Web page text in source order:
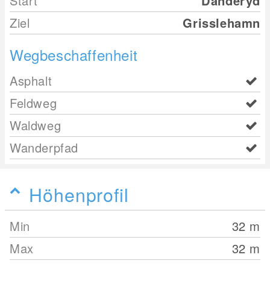
Ziel
Grisslehamn
Wegbeschaffenheit
Asphalt
Feldweg
Waldweg
Wanderpfad
Höhenprofil
Min 32 m
Max
32 m